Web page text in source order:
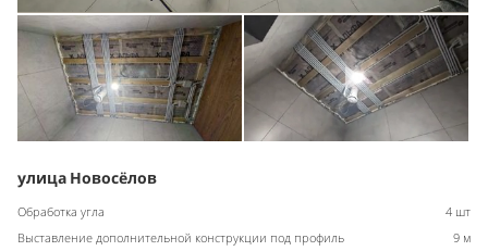
улица Новосёлов
Обработка угла
4 шт
Выставление дополнительной конструкции под профиль
9 м